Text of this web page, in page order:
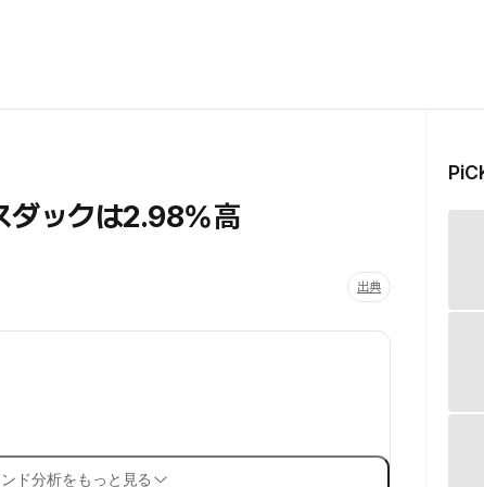
ダックは2.98%高
出典
ド分析をもっと見る